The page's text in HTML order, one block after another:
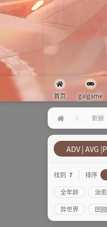
首页 galgame
新娘
ADV | AVG
找到 7 排序
全年龄
治愈
异世界
田园